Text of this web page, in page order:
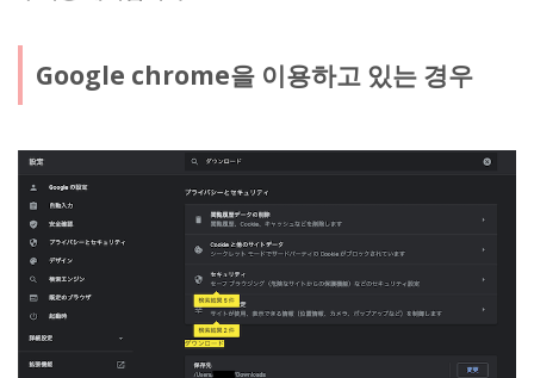
Google chrome을 이용하고 있는 경우